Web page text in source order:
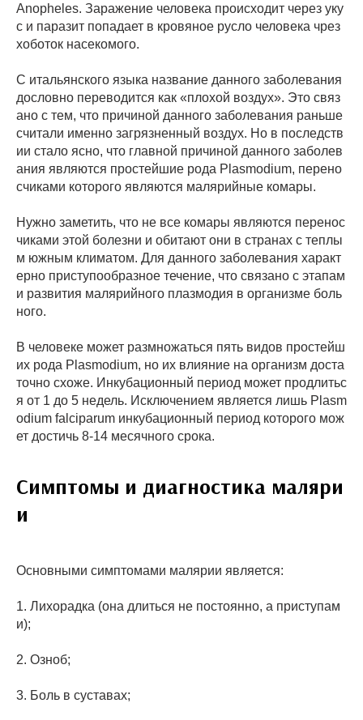
Anopheles. Заражение человека происходит через уку
с и паразит попадает в кровяное русло человека чрез
хоботок насекомого.
С итальянского языка название данного заболевания
дословно переводится как «плохой воздух». Это связ
ано с тем, что причиной данного заболевания раньше
считали именно загрязненный воздух. Но в последств
ии стало ясно, что главной причиной данного заболев
ания являются простейшие рода Plasmodium, перено
счиками которого являются малярийные комары.
Нужно заметить, что не все комары являются перенос
чиками этой болезни и обитают они в странах с теплы
м южным климатом. Для данного заболевания характ
ерно приступообразное течение, что связано с этапам
и развития малярийного плазмодия в организме боль
ного.
В человеке может размножаться пять видов простейш
их рода Plasmodium, но их влияние на организм доста
точно схоже. Инкубационный период может продлитьс
я от 1 до 5 недель. Исключением является лишь Plasm
odium falciparum инкубационный период которого мож
ет достичь 8-14 месячного срока.
Симптомы и диагностика маляри
и
Основными симптомами малярии является:
1. Лихорадка (она длиться не постоянно, а приступам
и);
2. Озноб;
3. Боль в суставах;